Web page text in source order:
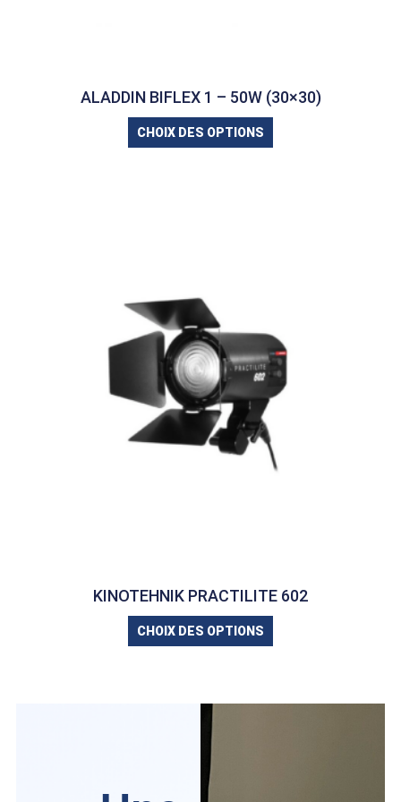
ALADDIN BIFLEX 1 – 50W (30×30)
CHOIX DES OPTIONS
KINOTEHNIK PRACTILITE 602
CHOIX DES OPTIONS